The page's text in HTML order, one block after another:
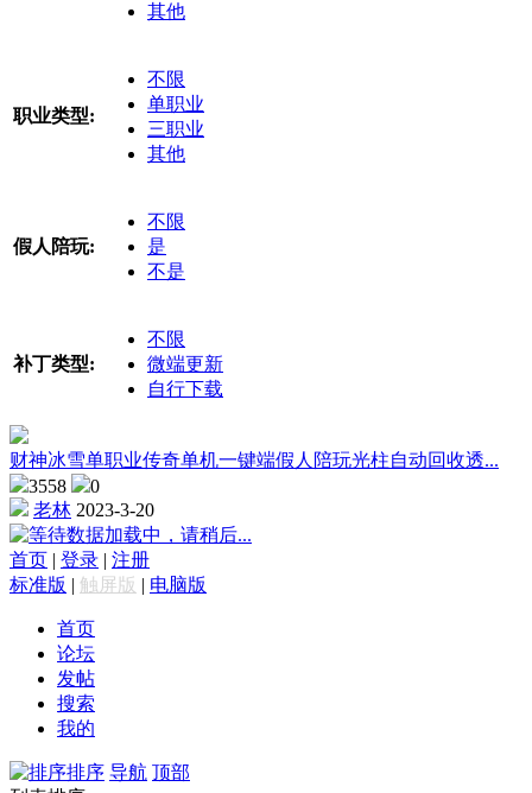
其他
职业类型:
不限
单职业
三职业
其他
假人陪玩:
不限
是
不是
补丁类型:
不限
微端更新
自行下载
财神冰雪单职业传奇单机一键端假人陪玩光柱自动回收透...
3558
0
老林 2023-3-20
数据加载中，请稍后...
首页 | 登录 | 注册
标准版 | 触屏版 | 电脑版
首页
论坛
发帖
搜索
我的
排序 导航 顶部